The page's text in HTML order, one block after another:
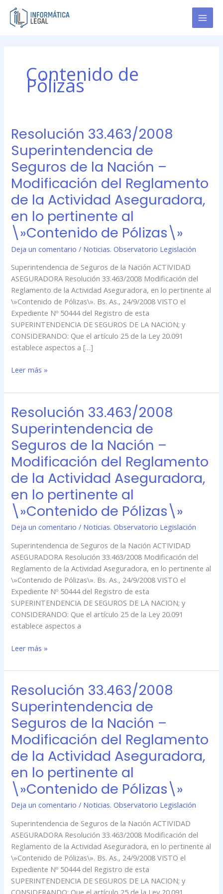
contenido
Contenido de
Pólizas
Resolución 33.463/2008
Superintendencia de
Seguros de la Nación –
Modificación del Reglamento
de la Actividad Aseguradora,
en lo pertinente al
\»Contenido de Pólizas\»
Deja un comentario / Noticias. Observatorio Legislación
Superintendencia de Seguros de la Nación ACTIVIDAD
ASEGURADORA Resolución 33.463/2008 Modificación del
Reglamento de la Actividad Aseguradora, en lo pertinente al
\»Contenido de Pólizas\». Bs. As., 24/9/2008 VISTO el
Expediente Nº 50444 del Registro de esta
SUPERINTENDENCIA DE SEGUROS DE LA NACION; y
CONSIDERANDO: Que el artículo 25 de la Ley 20.091
establece aspectos a […]
Resolución
Superintendencia
de
Seguros
de
la
Nación
–
Modificación
del
Reglamento
de
la
Actividad
Aseguradora,
en
lo
pertinente
al
de
Leer más »
Resolución 33.463/2008
Superintendencia de
Seguros de la Nación –
Modificación del Reglamento
de la Actividad Aseguradora,
en lo pertinente al
\»Contenido de Pólizas\»
Deja un comentario / Noticias. Observatorio Legislación
Superintendencia de Seguros de la Nación ACTIVIDAD
ASEGURADORA Resolución 33.463/2008 Modificación del
Reglamento de la Actividad Aseguradora, en lo pertinente al
\»Contenido de Pólizas\». Bs. As., 24/9/2008 VISTO el
Expediente Nº 50444 del Registro de esta
SUPERINTENDENCIA DE SEGUROS DE LA NACION; y
CONSIDERANDO: Que el artículo 25 de la Ley 20.091
establece aspectos a
Resolución
33.463/2008
Superintendencia
de
Seguros
de
la
Nación
–
Modificación
del
Reglamento
de
la
Actividad
Aseguradora,
en
lo
pertinente
al
de
Leer más »
Resolución 33.463/2008
Superintendencia de
Seguros de la Nación –
Modificación del Reglamento
de la Actividad Aseguradora,
en lo pertinente al
\»Contenido de Pólizas\»
Deja un comentario / Noticias. Observatorio Legislación
Superintendencia de Seguros de la Nación ACTIVIDAD
ASEGURADORA Resolución 33.463/2008 Modificación del
Reglamento de la Actividad Aseguradora, en lo pertinente al
\»Contenido de Pólizas\». Bs. As., 24/9/2008 VISTO el
Expediente Nº 50444 del Registro de esta
SUPERINTENDENCIA DE SEGUROS DE LA NACION; y
Resolución
Superintendencia
de
Seguros
de
la
Nación
–
Modificación
del
de
la
Actividad
Aseguradora,
en
lo